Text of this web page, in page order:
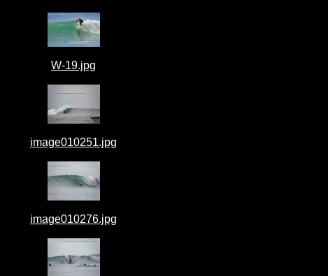
W-19.jpg
image010251.jpg
image010276.jpg